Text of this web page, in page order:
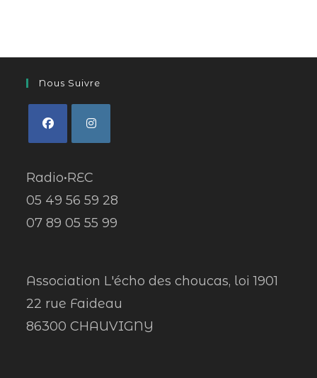
Nous Suivre
Radio•REC
05 49 56 59 28
07 89 05 55 99
Association L'écho des choucas, loi 1901
22 rue Faideau
86300 CHAUVIGNY